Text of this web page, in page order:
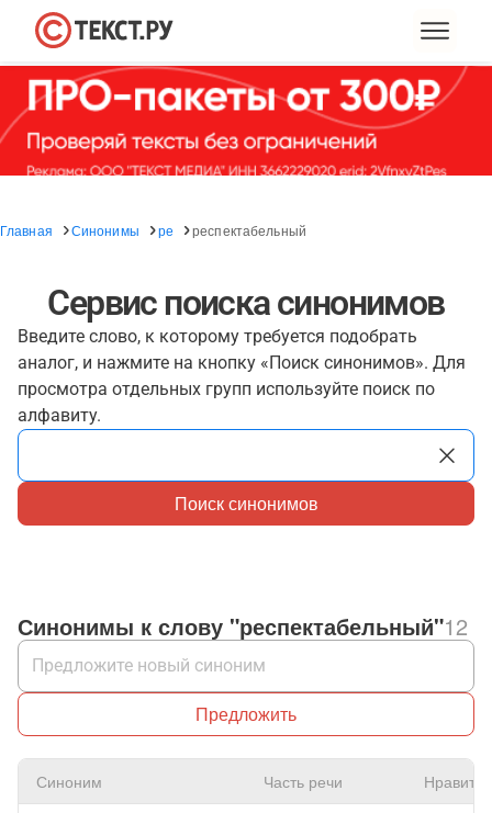
Главная Синонимы ре респектабельный
Сервис поиска синонимов
Введите слово, к которому требуется подобрать
аналог, и нажмите на кнопку «Поиск синонимов». Для
просмотра отдельных групп используйте поиск по
алфавиту.
Поиск синонимов
Синонимы к слову "респектабельный"12
Предложить
Синоним Часть речи Нравится